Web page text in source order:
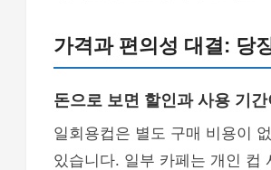
가격과 편의성 대결: 당
돈으로 보면 할인과 사용 기
일회용컵은 별도 구매 비용이
있습니다. 일부 카페는 개인 컵